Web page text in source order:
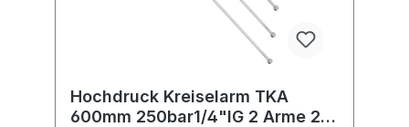
Hochdruck Kreiselarm TKA
600mm 250bar1/4"IG 2 Arme 2